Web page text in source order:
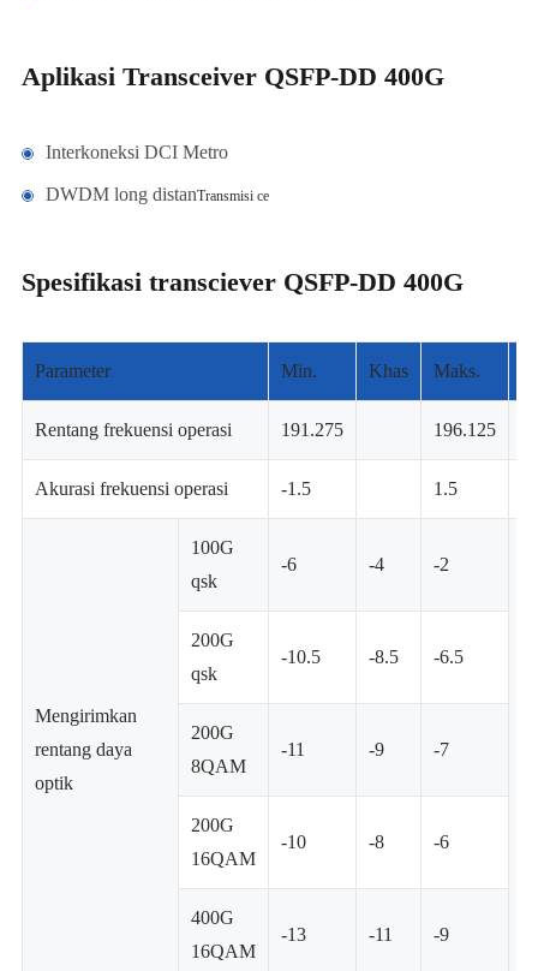
Aplikasi Transceiver QSFP-DD 400G
Interkoneksi DCI Metro
DWDM long distanTransmisi ce
Spesifikasi transciever QSFP-DD 400G
Parameter Min. Khas Maks.
Rentang frekuensi operasi 191.275 196.125
Akurasi frekuensi operasi -1.5 1.5
Mengirimkan
rentang daya
optik
100G
qsk
-6 -4 -2
200G
qsk
-10.5 -8.5 -6.5
200G
8QAM
-11 -9 -7
200G
16QAM
-10 -8 -6
400G
16QAM
-13 -11 -9